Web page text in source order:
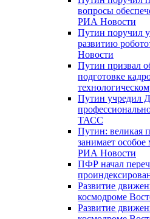
вопросы
РИА Новости
Путин поручил
развитию
Новости
Путин призвал
подготовке
Путин учредил
ТАСС
Путин: великая
занимает
РИА Новости
ПФР начал
Развитие
космодроме
Развитие